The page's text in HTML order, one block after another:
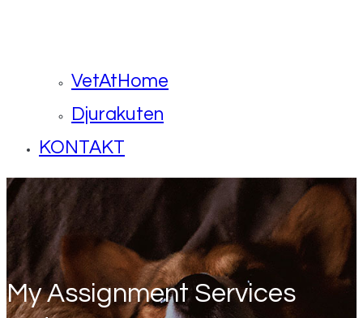
VetAtHome
Djurakuten
KONTAKT
My Assignment Services